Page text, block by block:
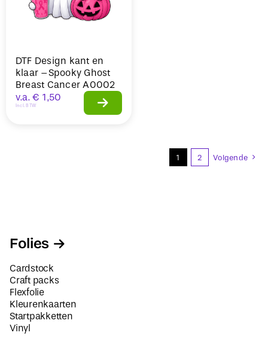
DTF Design kant en
klaar –Spooky Ghost
Breast Cancer A0002
v.a. € 1,50
Incl. BTW
1 2 Volgende
Folies
Cardstock
Craft packs
Flexfolie
Kleurenkaarten
Startpakketten
Vinyl